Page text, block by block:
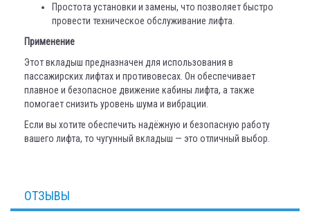
Простота установки и замены, что позволяет быстро
провести техническое обслуживание лифта.
Применение
Этот вкладыш предназначен для использования в
пассажирских лифтах и противовесах. Он обеспечивает
плавное и безопасное движение кабины лифта, а также
помогает снизить уровень шума и вибрации.
Если вы хотите обеспечить надёжную и безопасную работу
вашего лифта, то чугунный вкладыш — это отличный выбор.
ОТЗЫВЫ